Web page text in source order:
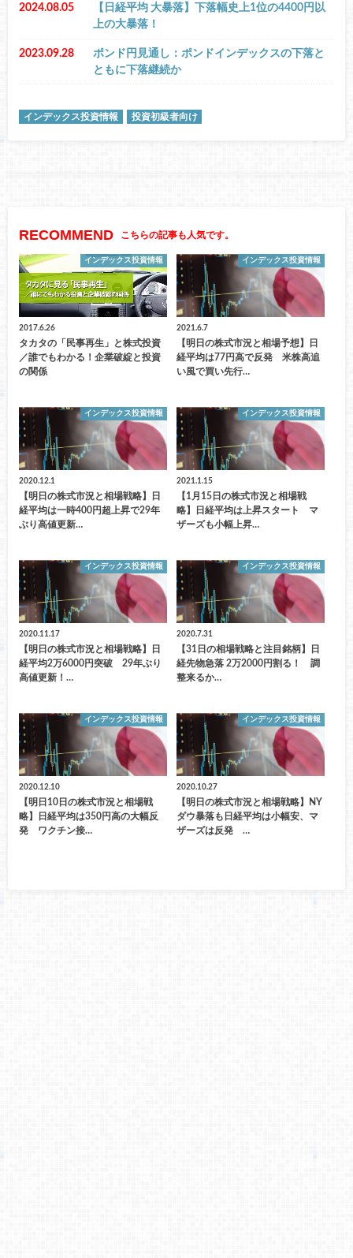
2024.08.05
【日経平均 大暴落】下落幅史上1位の4400円以
上の大暴落！
2023.09.28
ポンド円見通し：ポンドインデックスの下落と
ともに下落継続か
インデックス投資情報 投資初級者向け
RECOMMEND こちらの記事も人気です。
インデックス投資情報
2017.6.26
タカタの「民事再生」と株式投資
／誰でもわかる！企業破綻と投資
の関係
インデックス投資情報
2021.6.7
【明日の株式市況と相場予想】日
経平均は77円高で反発 米株高追
い風で買い先行…
インデックス投資情報
2020.12.1
【明日の株式市況と相場戦略】日
経平均は一時400円超上昇で29年
ぶり高値更新…
インデックス投資情報
2021.1.15
【1月15日の株式市況と相場戦
略】日経平均は上昇スタート マ
ザーズも小幅上昇…
インデックス投資情報
2020.11.17
【明日の株式市況と相場戦略】日
経平均2万6000円突破 29年ぶり
高値更新！…
インデックス投資情報
2020.7.31
【31日の相場戦略と注目銘柄】日
経先物急落 2万2000円割る！ 調
整来るか…
インデックス投資情報
2020.12.10
【明日10日の株式市況と相場戦
略】日経平均は350円高の大幅反
発 ワクチン接…
インデックス投資情報
2020.10.27
【明日の株式市況と相場戦略】NY
ダウ暴落も日経平均は小幅安、マ
ザーズは反発 …